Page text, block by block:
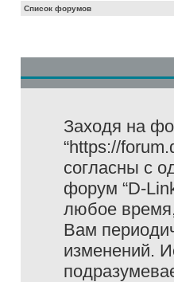
Список форумов
Заходя на
“https://
согласны с
форум “D-
любое
Вам
изменений.